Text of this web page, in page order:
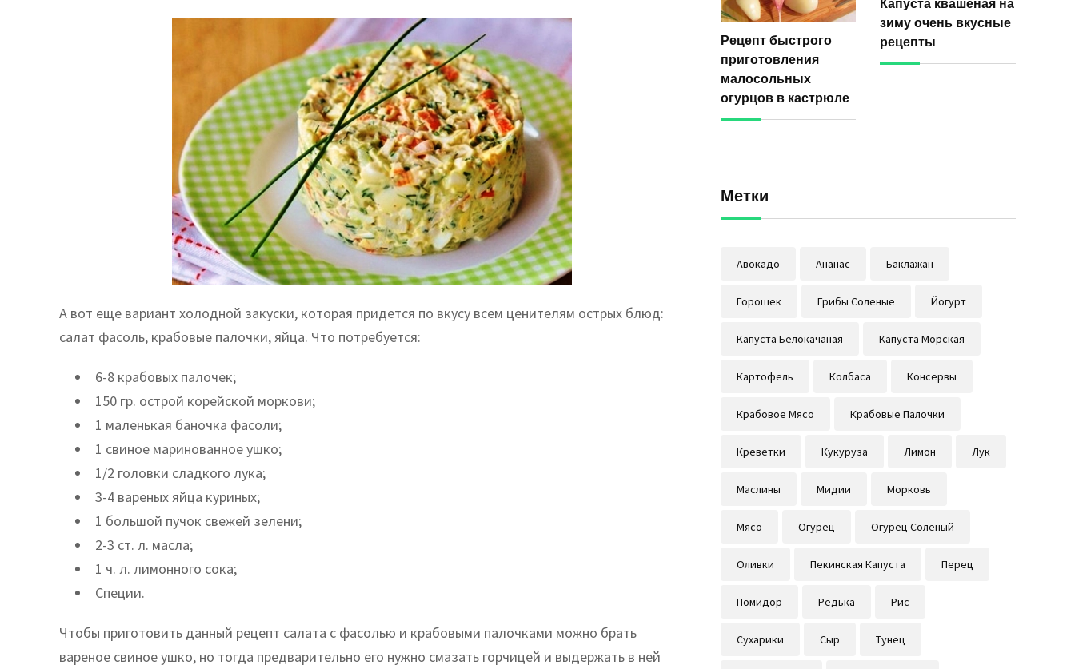
А вот еще вариант холодной закуски, которая придется по вкусу всем ценителям острых блюд:
салат фасоль, крабовые палочки, яйца. Что потребуется:
6-8 крабовых палочек;
150 гр. острой корейской моркови;
1 маленькая баночка фасоли;
1 свиное маринованное ушко;
1/2 головки сладкого лука;
3-4 вареных яйца куриных;
1 большой пучок свежей зелени;
2-3 ст. л. масла;
1 ч. л. лимонного сока;
Специи.
Чтобы приготовить данный рецепт салата с фасолью и крабовыми палочками можно брать
вареное свиное ушко, но тогда предварительно его нужно смазать горчицей и выдержать в ней
Рецепт быстрого
приготовления
малосольных
огурцов в кастрюле
Капуста квашеная на
зиму очень вкусные
рецепты
Метки
Авокадо Ананас Баклажан
Горошек Грибы Соленые Йогурт
Капуста Белокачаная Капуста Морская
Картофель Колбаса Консервы
Крабовое Мясо Крабовые Палочки
Креветки Кукуруза Лимон Лук
Маслины Мидии Морковь
Мясо Огурец Огурец Соленый
Оливки Пекинская Капуста Перец
Помидор Редька Рис
Сухарики Сыр Тунец